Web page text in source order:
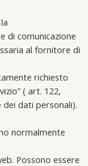
di comunicazione
al fornitore di
richiesto
( art. 122,
dati personali).
normalmente
Possono essere